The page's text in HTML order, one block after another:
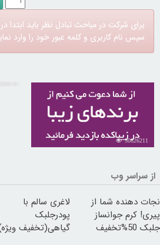
برای شرکت در مباحث تبادل نظر باید ابتدا
سپس نام کاربری و کلمه عبور خود را وارد
30826211
از سراسر وب
نجات دهنده شما از
پیری! کرم جوانساز
جلبک 50%تخفیف
لاغری سالم با
پودرجلبک
گیاهی(تخفیف